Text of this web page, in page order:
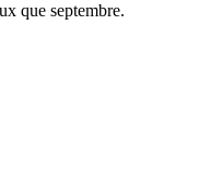
que septembre.